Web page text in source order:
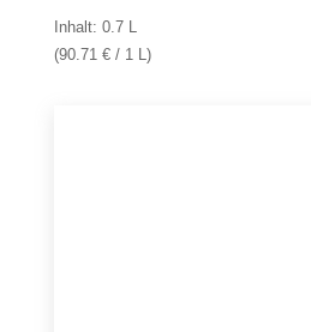
Inhalt: 0.7 L
(90.71 € / 1 L)